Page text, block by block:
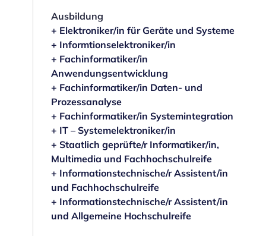
Ausbildung
+ Elektroniker/in für Geräte und Systeme
+ Informtionselektroniker/in
+ Fachinformatiker/in
Anwendungsentwicklung
+ Fachinformatiker/in Daten- und
Prozessanalyse
+ Fachinformatiker/in Systemintegration
+ IT – Systemelektroniker/in
+ Staatlich geprüfte/r Informatiker/in,
Multimedia und Fachhochschulreife
+ Informationstechnische/r Assistent/in
und Fachhochschulreife
+ Informationstechnische/r Assistent/in
und Allgemeine Hochschulreife